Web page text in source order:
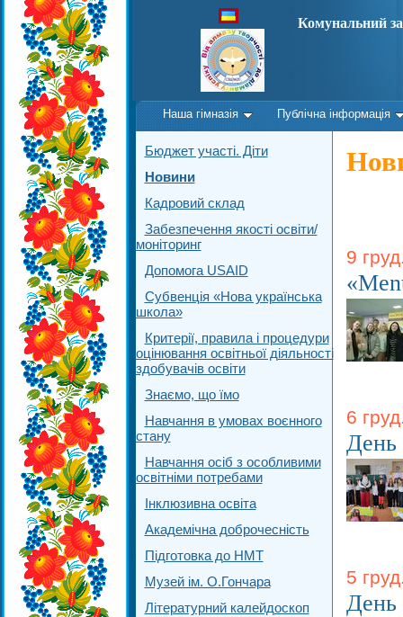
Комунальний
Наша гімназія Публічна інформація
Бюджет участі. Діти
Новини
Кадровий склад
Забезпечення якості освіти/
моніторинг
Допомога USAID
Субвенція «Нова українська
школа»
Критерії, правила і процедури
оцінювання освітньої діяльності
здобувачів освіти
Знаємо, що їмо
Навчання в умовах воєнного
стану
Навчання осіб з особливими
освітніми потребами
Інклюзивна освіта
Академічна доброчесність
Підготовка до НМТ
Музей ім. О.Гончара
Літературний калейдоскоп
9
6
День
5
День